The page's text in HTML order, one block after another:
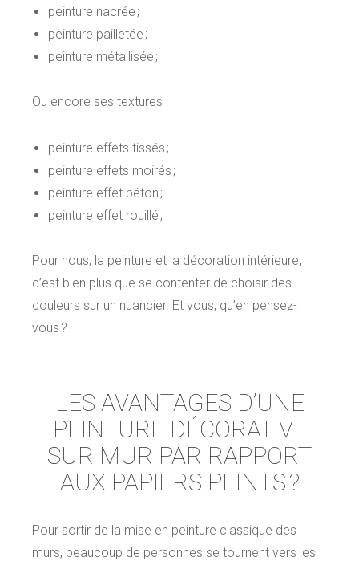
peinture nacrée ;
peinture pailletée ;
peinture métallisée ;
Ou encore ses textures :
peinture effets tissés ;
peinture effets moirés ;
peinture effet béton ;
peinture effet rouillé ;
Pour nous, la peinture et la décoration intérieure,
c’est bien plus que se contenter de choisir des
couleurs sur un nuancier. Et vous, qu’en pensez-
vous ?
LES AVANTAGES D’UNE
PEINTURE DÉCORATIVE
SUR MUR PAR RAPPORT
AUX PAPIERS PEINTS ?
Pour sortir de la mise en peinture classique des
murs, beaucoup de personnes se tournent vers les